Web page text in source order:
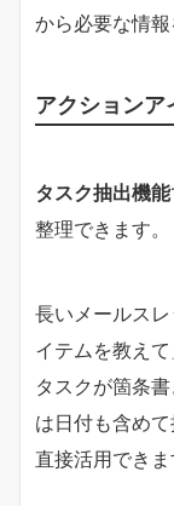
から必要な情報
アクションア
タスク抽出機能
整理できます。
長いメールス
イテムを教え
タスクが箇条
は日付も含め
直接活用できま